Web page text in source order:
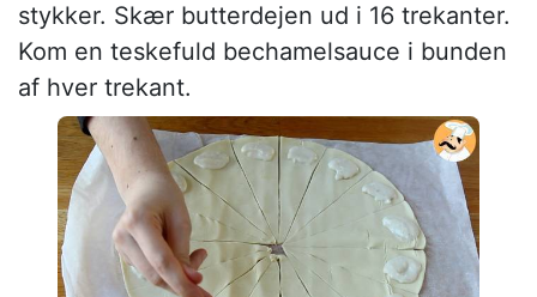
stykker. Skær butterdejen ud i 16 trekanter.
Kom en teskefuld bechamelsauce i bunden
af hver trekant.